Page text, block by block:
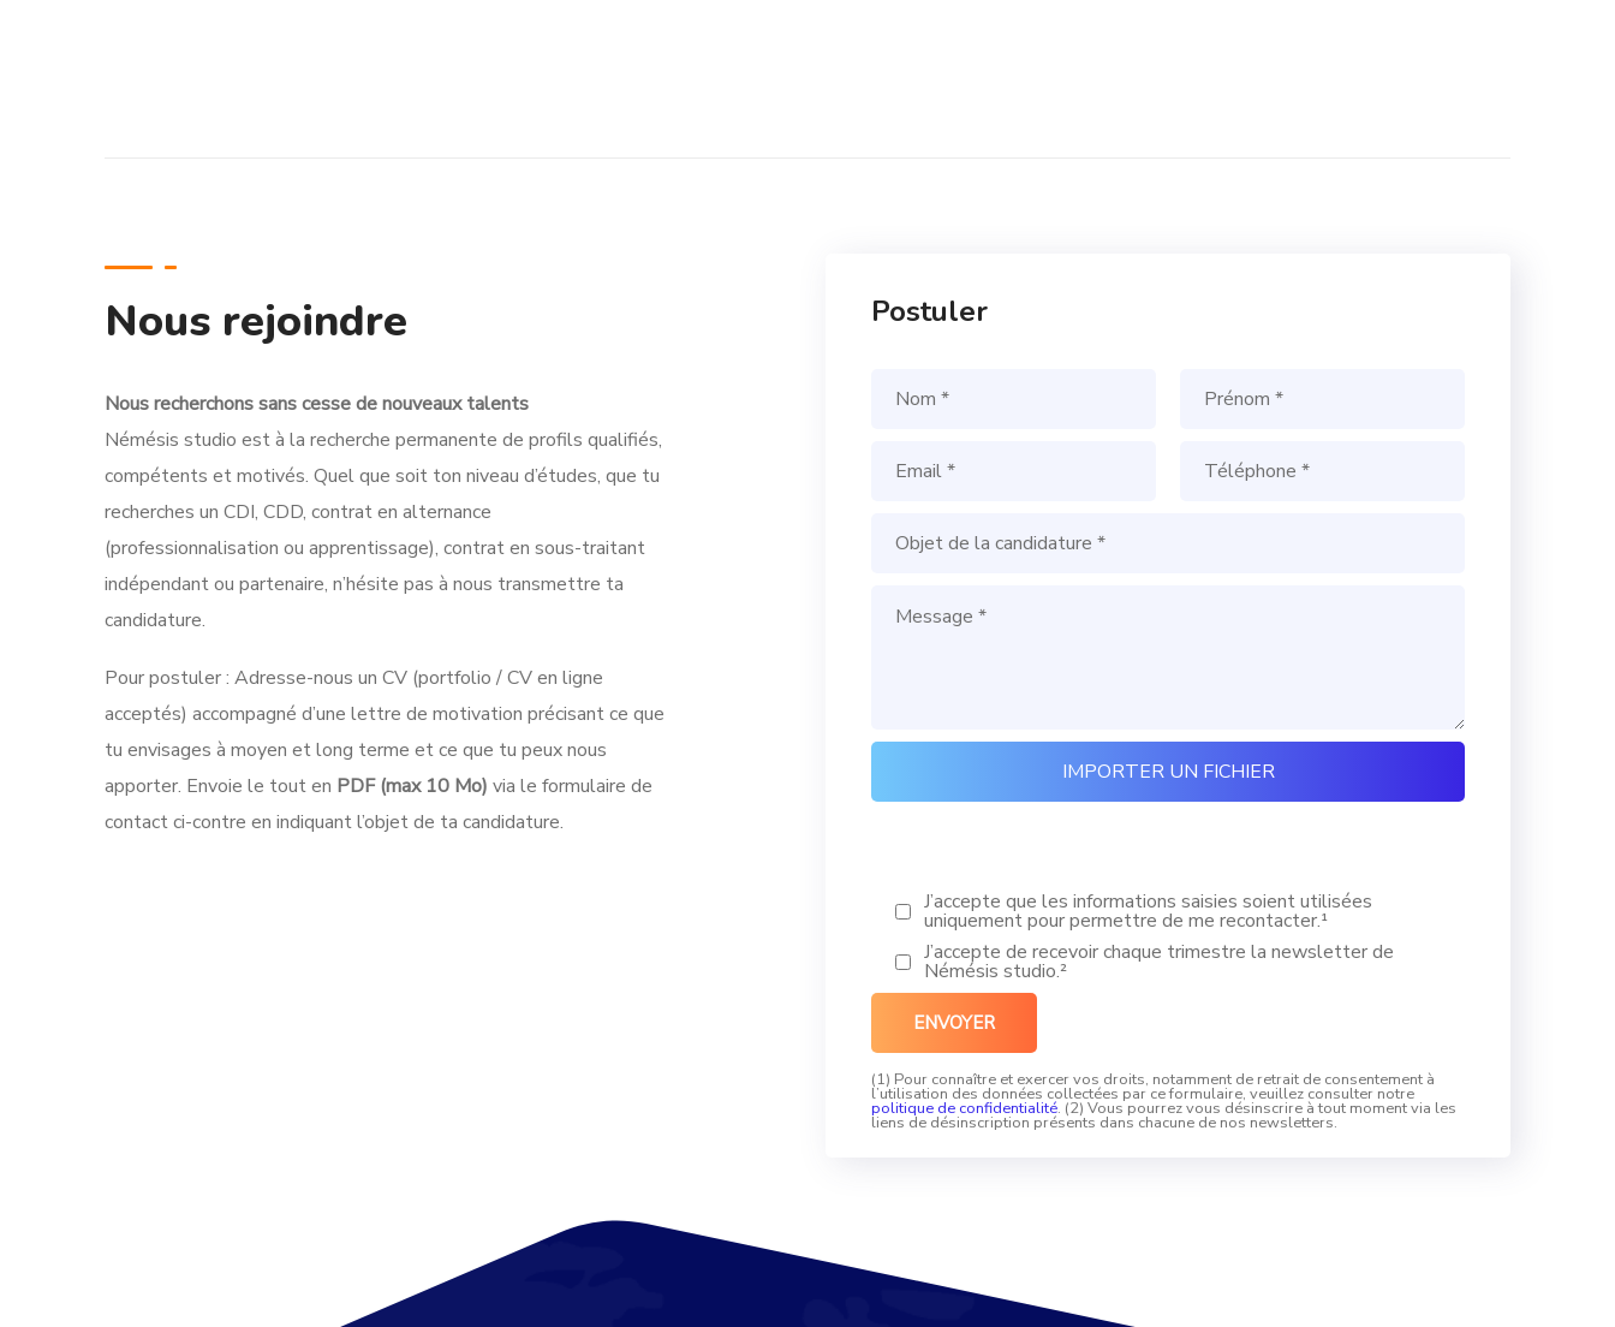
Nous rejoindre
Nous recherchons sans cesse de nouveaux talents
Némésis studio est à la recherche permanente de profils qualifiés,
compétents et motivés. Quel que soit ton niveau d’études, que tu
recherches un CDI, CDD, contrat en alternance
(professionnalisation ou apprentissage), contrat en sous-traitant
indépendant ou partenaire, n’hésite pas à nous transmettre ta
candidature.
Pour postuler : Adresse-nous un CV (portfolio / CV en ligne
acceptés) accompagné d’une lettre de motivation précisant ce que
tu envisages à moyen et long terme et ce que tu peux nous
apporter. Envoie le tout en PDF (max 10 Mo) via le formulaire de
contact ci-contre en indiquant l’objet de ta candidature.
Postuler
J’accepte que les informations saisies soient utilisées
uniquement pour permettre de me recontacter.¹
J’accepte de recevoir chaque trimestre la newsletter de
Némésis studio.²
(1) Pour connaître et exercer vos droits, notamment de retrait de consentement à
l’utilisation des données collectées par ce formulaire, veuillez consulter notre
politique de confidentialité. (2) Vous pourrez vous désinscrire à tout moment via les
liens de désinscription présents dans chacune de nos newsletters.